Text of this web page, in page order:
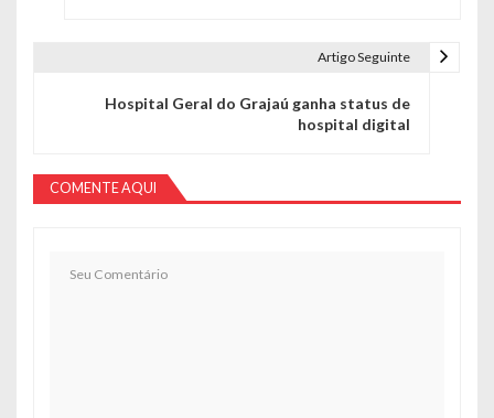
Artigo Seguinte
Hospital Geral do Grajaú ganha status de
hospital digital
COMENTE AQUI